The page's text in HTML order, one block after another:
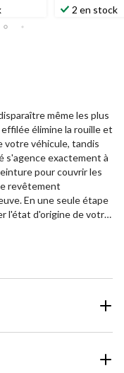
2 en stock
même les plus
élimine la rouille et
votre véhicule, tandis
s'agence exactement à
pour couvrir les
revêtement
En une seule étape
l'état d'origine de votre